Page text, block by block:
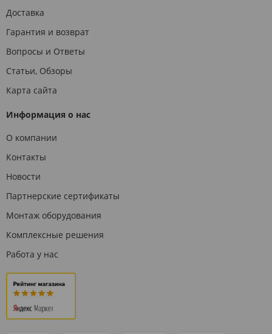
Доставка
Гарантия и возврат
Вопросы и Ответы
Статьи, Обзоры
Карта сайта
Информация о нас
О компании
Контакты
Новости
Партнерские сертификаты
Монтаж оборудования
Комплексные решения
Работа у нас